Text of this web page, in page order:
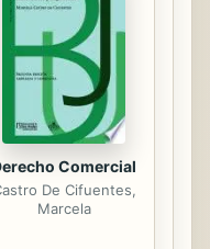
a
de la vida. Si
es nuestro
la...
Comercial
De Cifuentes,
Marcela